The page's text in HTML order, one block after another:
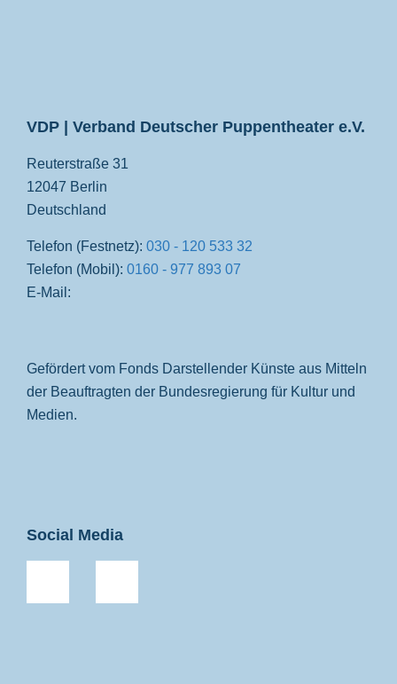
VDP | Verband Deutscher Puppentheater e.V.
Reuterstraße 31
12047 Berlin
Deutschland
Telefon (Festnetz): 030 - 120 533 32
Telefon (Mobil): 0160 - 977 893 07
E-Mail:
Gefördert vom Fonds Darstellender Künste aus Mitteln
der Beauftragten der Bundesregierung für Kultur und
Medien.
Social Media